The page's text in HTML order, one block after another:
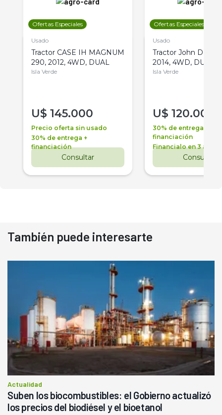
Ofertas Especiales
Usado
Tractor CASE IH MAGNUM
290, 2012, 4WD, DUAL
Isla Verde
U$ 145.000
Precio oferta sin usado
30% de entrega +
financiación
Consultar
Ofertas Especiales
Usado
Tractor John Deere
2014, 4WD, DUAL
Isla Verde
U$ 120.000
30% de entrega +
financiación
Financialo en 3 años
Consultar
También puede interesarte
Actualidad
Suben los biocombustibles: el Gobierno actualizó
los precios del biodiésel y el bioetanol